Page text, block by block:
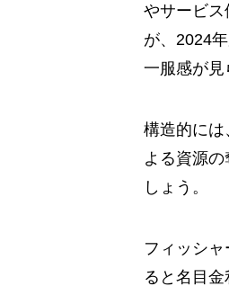
やサービス
が、2024
一服感が見
構造的には
よる資源
しょう。
フィッシ
ると名目